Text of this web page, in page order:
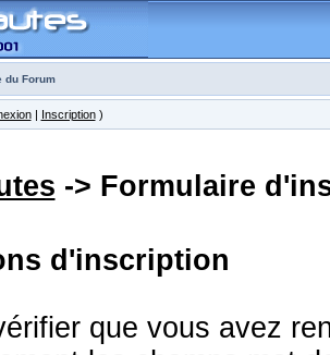
du Forum
| Inscription)
-> Formulaire
d'inscription
que vous avez